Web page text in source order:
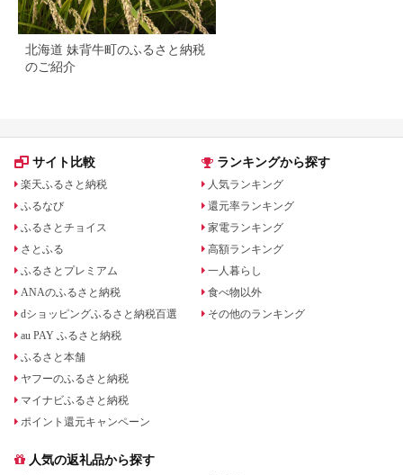
北海道 妹背牛町のふるさと納税
のご紹介
サイト比較
楽天ふるさと納税
ふるなび
ふるさとチョイス
さとふる
ふるさとプレミアム
ANAのふるさと納税
dショッピングふるさと納税百選
au PAY ふるさと納税
ふるさと本舗
ヤフーのふるさと納税
マイナビふるさと納税
ポイント還元キャンペーン
ランキングから探す
人気ランキング
還元率ランキング
家電ランキング
高額ランキング
一人暮らし
食べ物以外
その他のランキング
人気の返礼品から探す